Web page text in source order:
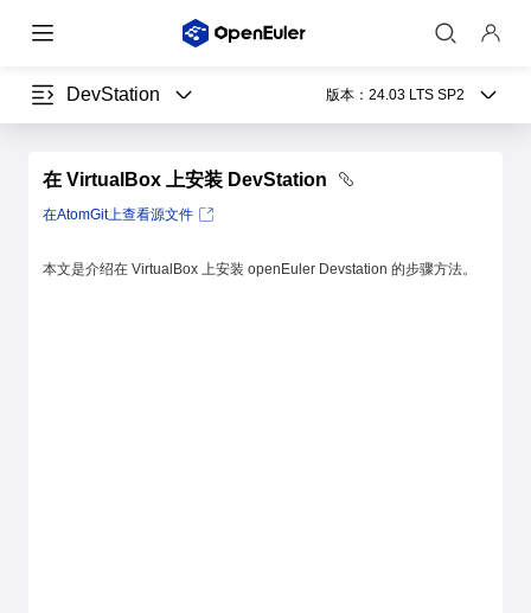
DevStation 版本： 24.03 LTS SP2
在 VirtualBox 上安装 DevStation
在AtomGit上查看源文件
本文是介绍在 VirtualBox 上安装 openEuler Devstation 的步骤方法。